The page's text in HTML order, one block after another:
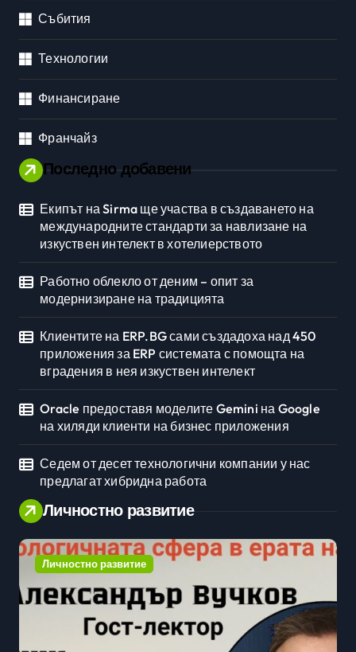
Събития
Технологии
Финансиране
Франчайз
Последно добавени
Екипът на Sirma ще участва в създаването на
международните стандарти за навлизане на
изкуствен интелект в хотелиерството
Работно облекло от деним – опит за
модернизиране на традицията
Клиентите на ERP.BG сами създадоха над 450
приложения за ERP системата с помощта на
вградения в нея изкуствен интелект
Oracle предоставя моделите Gemini на Google
на хиляди клиенти на бизнес приложения
Седем от десет технологични компании у нас
предлагат хибридна работа
Личностно развитие
Личностно развитие